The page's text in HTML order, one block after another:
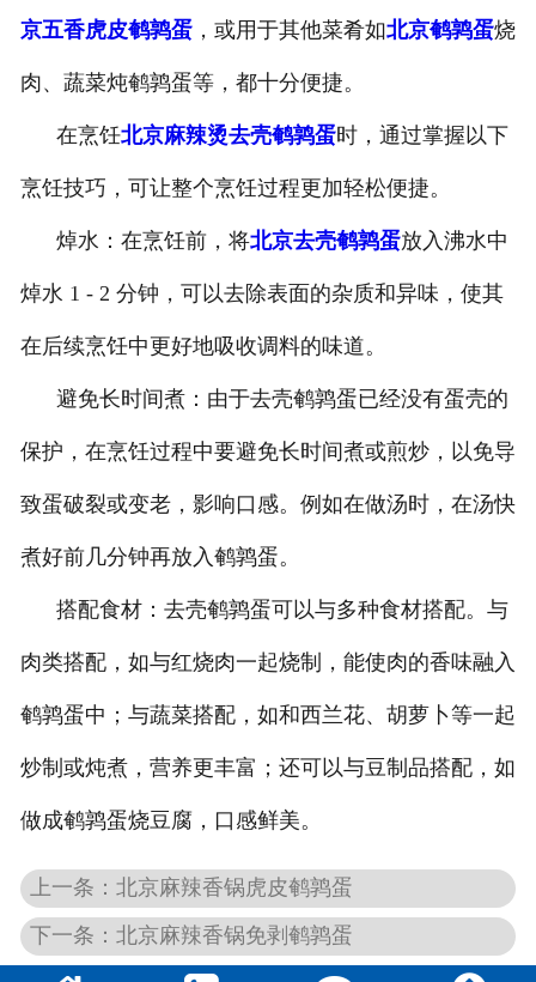
- 北京蜜汁味卤蛋
- 北京茶香味卤蛋
京五香虎皮鹌鹑蛋，或用于其他菜肴如北京鹌鹑蛋烧
肉、蔬菜炖鹌鹑蛋等，都十分便捷。
在烹饪北京麻辣烫去壳鹌鹑蛋时，通过掌握以下
烹饪技巧，可让整个烹饪过程更加轻松便捷。
焯水：在烹饪前，将北京去壳鹌鹑蛋放入沸水中
焯水 1 - 2 分钟，可以去除表面的杂质和异味，使其
在后续烹饪中更好地吸收调料的味道。
避免长时间煮：由于去壳鹌鹑蛋已经没有蛋壳的
保护，在烹饪过程中要避免长时间煮或煎炒，以免导
致蛋破裂或变老，影响口感。例如在做汤时，在汤快
煮好前几分钟再放入鹌鹑蛋。
搭配食材：去壳鹌鹑蛋可以与多种食材搭配。与
肉类搭配，如与红烧肉一起烧制，能使肉的香味融入
鹌鹑蛋中；与蔬菜搭配，如和西兰花、胡萝卜等一起
炒制或炖煮，营养更丰富；还可以与豆制品搭配，如
做成鹌鹑蛋烧豆腐，口感鲜美。
上一条：北京麻辣香锅虎皮鹌鹑蛋
下一条：北京麻辣香锅免剥鹌鹑蛋